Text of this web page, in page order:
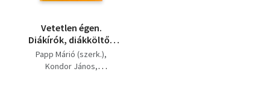
Vetetlen égen.
Diákírók, diákköltők
antológiája
Papp Márió (szerk.)
Kondor János